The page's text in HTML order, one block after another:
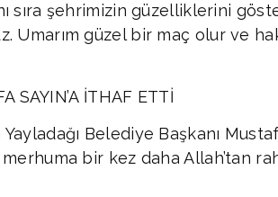
sıra şehrimizin güzelliklerini
Umarım güzel bir maç olur ve
SAYIN’A İTHAF ETTİ
Belediye Başkanı
bir kez daha Allah’tan